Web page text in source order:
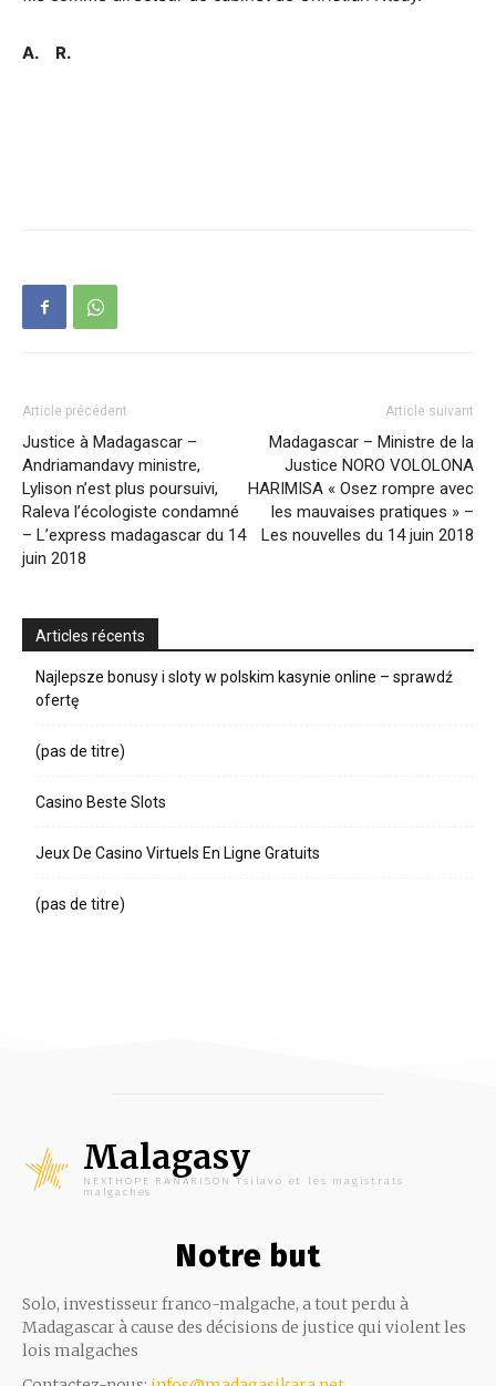
A. R.
Article précédent
Justice à Madagascar –
Andriamandavy ministre,
Lylison n’est plus poursuivi,
Raleva l’écologiste condamné
– L’express madagascar du 14
juin 2018
Article suivant
Madagascar – Ministre de la
Justice NORO VOLOLONA
HARIMISA « Osez rompre avec
les mauvaises pratiques » –
Les nouvelles du 14 juin 2018
Articles récents
Najlepsze bonusy i sloty w polskim kasynie online – sprawdź
ofertę
(pas de titre)
Casino Beste Slots
Jeux De Casino Virtuels En Ligne Gratuits
(pas de titre)
Malagasy
NEXTHOPE RANARISON Tsilavo et les magistrats
malgaches
Notre but
Solo, investisseur franco-malgache, a tout perdu à
Madagascar à cause des décisions de justice qui violent les
lois malgaches